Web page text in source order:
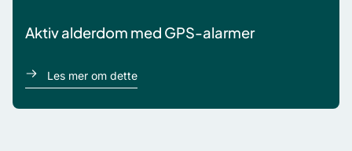
Aktiv alderdom med GPS-alarmer
Les mer om detteom Aktiv alderdom med GPS-alarmer